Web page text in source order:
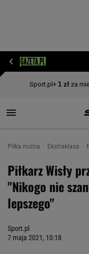
Piłka nożna Ekstraklasa
Piłkarz Wisły
"Nikogo nie
lepszego"
Sport.pl
7 maja 2021, 10:18